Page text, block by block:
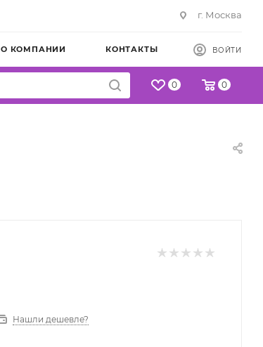
г. Москва
О КОМПАНИИ КОНТАКТЫ ВОЙТИ
0 0
Нашли дешевле?